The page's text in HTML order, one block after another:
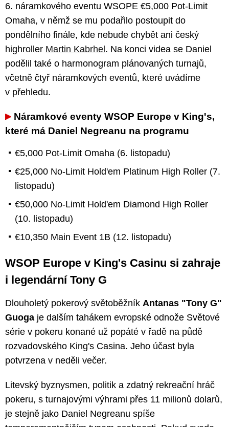
6. náramkového eventu WSOPE €5,000 Pot-Limit
Omaha, v němž se mu podařilo postoupit do
pondělního finále, kde nebude chybět ani český
highroller Martin Kabrhel. Na konci videa se Daniel
podělil také o harmonogram plánovaných turnajů,
včetně čtyř náramkových eventů, které uvádíme
v přehledu.
Náramkové eventy WSOP Europe v King's,
které má Daniel Negreanu na programu
€5,000 Pot-Limit Omaha (6. listopadu)
€25,000 No-Limit Hold'em Platinum High Roller (7.
listopadu)
€50,000 No-Limit Hold'em Diamond High Roller
(10. listopadu)
€10,350 Main Event 1B (12. listopadu)
WSOP Europe v King's Casinu si zahraje
i legendární Tony G
Dlouholetý pokerový světoběžník Antanas "Tony G"
Guoga je dalším tahákem evropské odnože Světové
série v pokeru konané už popáté v řadě na půdě
rozvadovského King's Casina. Jeho účast byla
potvrzena v neděli večer.
Litevský byznysmen, politik a zdatný rekreační hráč
pokeru, s turnajovými výhrami přes 11 milionů dolarů,
je stejně jako Daniel Negreanu spíše